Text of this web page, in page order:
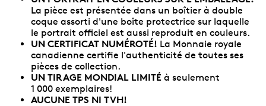
La pièce est présentée dans un boîtier à double
coque assorti d'une boîte protectrice sur laquelle
le portrait officiel est aussi reproduit en couleurs.
UN CERTIFICAT NUMÉROTÉ! La Monnaie royale
canadienne certifie l'authenticité de toutes ses
pièces de collection.
UN TIRAGE MONDIAL LIMITÉ à seulement
1 000 exemplaires!
AUCUNE TPS NI TVH!